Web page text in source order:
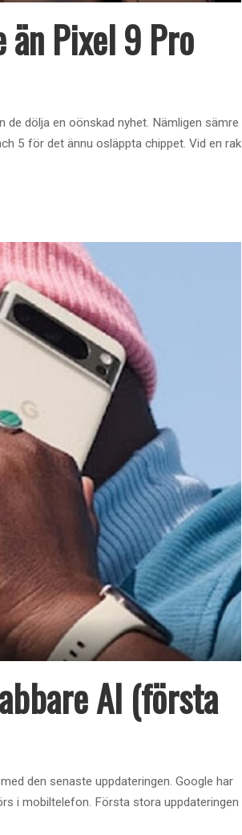
än Pixel 9 Pro
dölja en oönskad nyhet. Nämligen sämre
5 för det ännu osläppta chippet. Vid en rak
AI (första
den senaste uppdateringen. Google har
i mobiltelefon. Första stora uppdateringen